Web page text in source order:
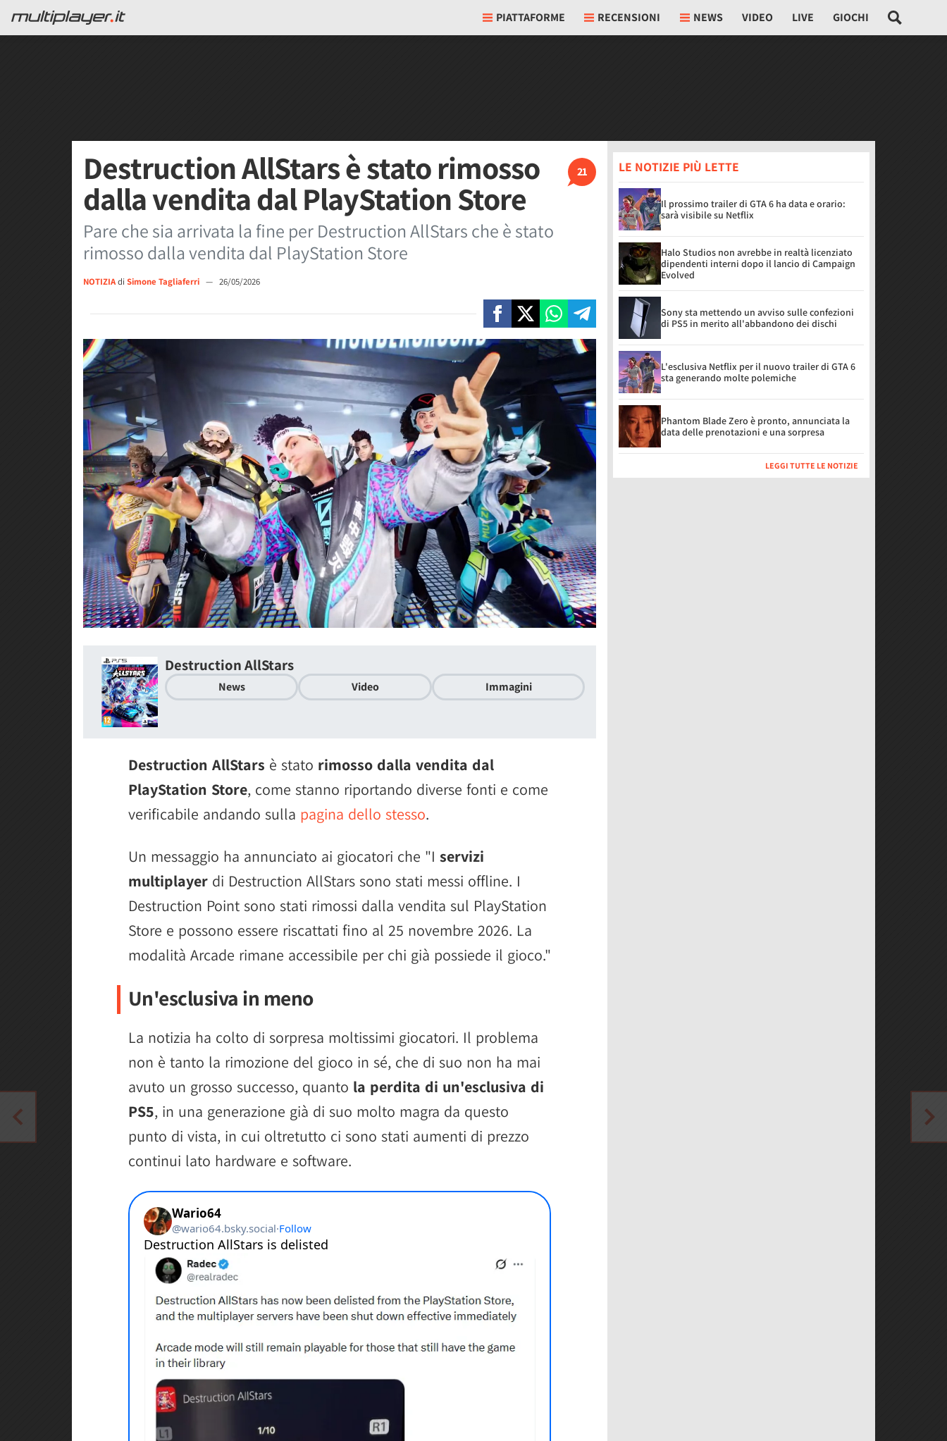
PIATTAFORME RECENSIONI NEWS VIDEO LIVE GIOCHI
21
Destruction AllStars è stato rimosso
dalla vendita dal PlayStation Store
Pare che sia arrivata la fine per Destruction AllStars che è stato
rimosso dalla vendita dal PlayStation Store
NOTIZIAdi Simone Tagliaferri — 26/05/2026
Destruction AllStars
News Video Immagini
Destruction AllStars è stato rimosso dalla vendita dal
PlayStation Store, come stanno riportando diverse fonti e come
verificabile andando sulla pagina dello stesso.
Un messaggio ha annunciato ai giocatori che "I servizi
multiplayer di Destruction AllStars sono stati messi offline. I
Destruction Point sono stati rimossi dalla vendita sul PlayStation
Store e possono essere riscattati fino al 25 novembre 2026. La
modalità Arcade rimane accessibile per chi già possiede il gioco."
Un'esclusiva in meno
La notizia ha colto di sorpresa moltissimi giocatori. Il problema
non è tanto la rimozione del gioco in sé, che di suo non ha mai
avuto un grosso successo, quanto la perdita di un'esclusiva di
PS5, in una generazione già di suo molto magra da questo
punto di vista, in cui oltretutto ci sono stati aumenti di prezzo
continui lato hardware e software.
LE NOTIZIE PIÙ LETTE
Il prossimo trailer di GTA 6 ha data e orario:
sarà visibile su Netflix
Halo Studios non avrebbe in realtà licenziato
dipendenti interni dopo il lancio di Campaign
Evolved
Sony sta mettendo un avviso sulle confezioni
di PS5 in merito all'abbandono dei dischi
L'esclusiva Netflix per il nuovo trailer di GTA 6
sta generando molte polemiche
Phantom Blade Zero è pronto, annunciata la
data delle prenotazioni e una sorpresa
LEGGI TUTTE LE NOTIZIE